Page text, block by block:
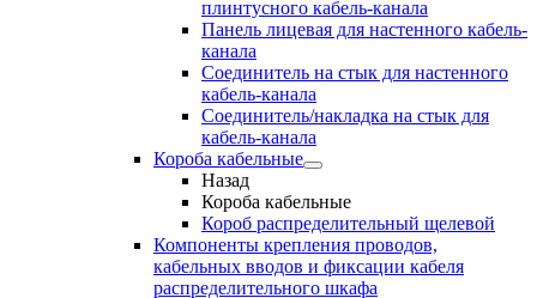
плинтусного кабель-канала
Панель лицевая для настенного кабель-
канала
Соединитель на стык для настенного
кабель-канала
Соединитель/накладка на стык для
кабель-канала
Короба кабельные
Назад
Короба кабельные
Короб распределительный щелевой
Компоненты крепления проводов,
кабельных вводов и фиксации кабеля
распределительного шкафа